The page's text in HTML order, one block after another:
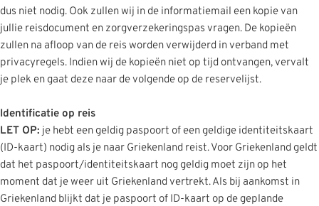
dus niet nodig. Ook zullen wij in de informatiemail een kopie van
jullie reisdocument en zorgverzekeringspas vragen. De kopieën
zullen na afloop van de reis worden verwijderd in verband met
privacyregels. Indien wij de kopieën niet op tijd ontvangen, vervalt
je plek en gaat deze naar de volgende op de reservelijst.
Identificatie op reis
LET OP: je hebt een geldig paspoort of een geldige identiteitskaart
(ID-kaart) nodig als je naar Griekenland reist. Voor Griekenland geldt
dat het paspoort/identiteitskaart nog geldig moet zijn op het
moment dat je weer uit Griekenland vertrekt. Als bij aankomst in
Griekenland blijkt dat je paspoort of ID-kaart op de geplande